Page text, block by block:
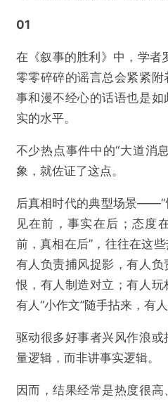
01
在《叙事的胜利》中，学者
零零碎碎的谣言总会紧紧
事和漫不经心的话语也是
实的水平。
不少热点事件中的“大道消
象，就佐证了这点。
后真相时代的典型场景——“
见在前，事实在后；态度
前，真相在后”，往往在这
有人负责捕风捉影，有人
恨，有人制造对立；有人玩
有人“小作文”随手拈来，有
驱动很多好事者兴风作浪
量逻辑，而非讲事实逻辑。
因而，结果经常是热度很高